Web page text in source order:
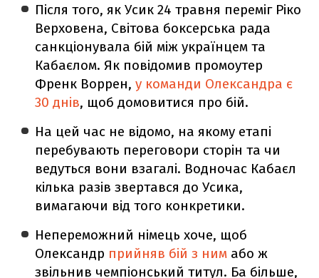
Після того, як Усик 24 травня переміг Ріко
Верховена, Світова боксерська рада
санкціонувала бій між українцем та
Кабаєлом. Як повідомив промоутер
Френк Воррен,у команди Олександра є
30 днів, щоб домовитися про бій.
На цей час не відомо, на якому етапі
перебувають переговори сторін та чи
ведуться вони взагалі. Водночас Кабаєл
кілька разів звертався до Усика,
вимагаючи від того конкретики.
Непереможний німець хоче, щоб
Олександр прийняв бій з ним або ж
звільнив чемпіонський титул. Ба більше,